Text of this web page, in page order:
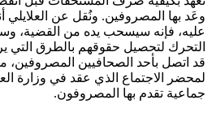
وعَد بها المصروفين. ونُقل عن العلايلي
عليه، فإنه سيسحب يده من القضية،
التحرك لتحصيل حقوقهم بالطرق التي
قد اتصل بأحد الصحافيين المصروفين،
لمحضر الاجتماع الذي عقد في وزارة
جماعية تقدم بها المصروفون.